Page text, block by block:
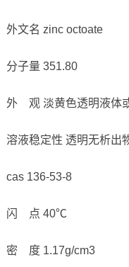
外文名 zinc octoate
分子量 351.80
外 观 淡黄色透明液体
溶液稳定性 透明无析出
cas 136-53-8
闪 点 40℃
密 度 1.17g/cm3